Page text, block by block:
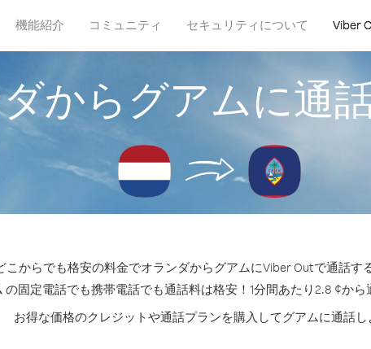
機能紹介 コミュニティ セキュリティについて Viber
からグアムに通
こからでも格安の料金でオランダからグアムにViber Outで通話す
の固定電話でも携帯電話でも通話料は格安！1分間あたり2.8 ¢から
お得な価格のクレジットや通話プランを購入してグアムに通話し